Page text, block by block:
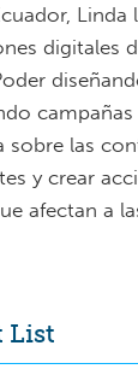
Linda
digitales
sobre las
y crear
afectan a
List